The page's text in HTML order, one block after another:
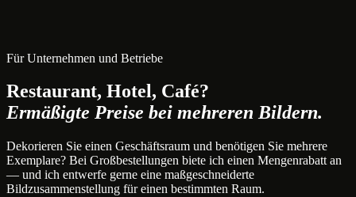
Für Unternehmen und Betriebe
Restaurant, Hotel, Café?
Ermäßigte Preise bei mehreren Bildern.
Dekorieren Sie einen Geschäftsraum und benötigen Sie mehrere
Exemplare? Bei Großbestellungen biete ich einen Mengenrabatt an
— und ich entwerfe gerne eine maßgeschneiderte
Bildzusammenstellung für einen bestimmten Raum.